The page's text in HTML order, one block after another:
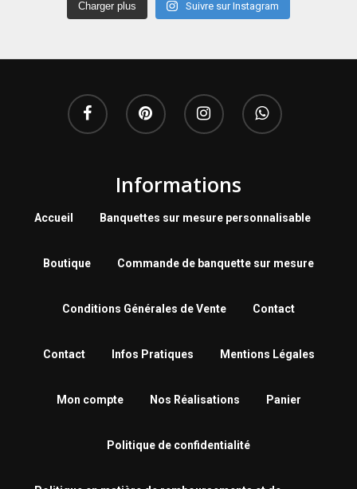
Charger plus Suivre sur Instagram
Informations
Accueil Banquettes sur mesure personnalisable
Boutique Commande de banquette sur mesure
Conditions Générales de Vente Contact
Contact Infos Pratiques Mentions Légales
Mon compte Nos Réalisations Panier
Politique de confidentialité